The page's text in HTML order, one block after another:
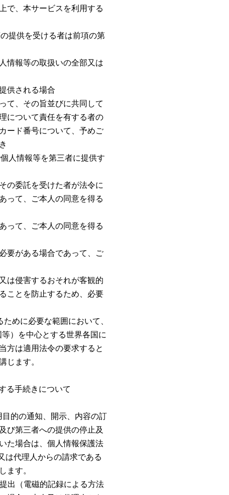
で、本サービスを利用する
提供を受ける者は前項の第
報等の取扱いの全部又は
供される場合
、その旨並びに共同して
について責任を有する者の
ード番号について、予めご
人情報等を第三者に提供す
委託を受けた者が法令に
って、ご本人の同意を得る
て、ご本人の同意を得る
要がある場合であって、ご
侵害するおそれが客観的
ことを防止するため、必要
めに必要な範囲において、
）を中心とする世界各国に
方は適用法令の要求すると
じます。
る手続きについて
的の通知、開示、内容の訂
び第三者への提供の停止及
た場合は、個人情報保護法
は代理人からの請求である
ます。
出（電磁的記録による方法